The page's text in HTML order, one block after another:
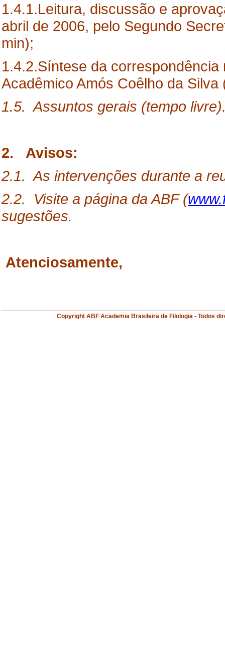
1.4.1.Leitura, discussão e
abril de 2006, pelo Segundo
min);
1.4.2.Síntese da
Acadêmico Amós Coêlho da Silva
1.5. Assuntos gerais (tempo
2. Avisos:
2.1. As intervenções durante a
2.2. Visite a página da ABF (
sugestões.
Atenciosamente,
Copyright ABF Academia Brasileira de